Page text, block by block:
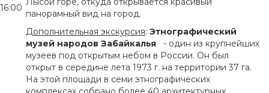
16:00
панорамный вид на город.
Дополнительная экскурсия: Этнографический
музей народов Забайкалья - один из крупнейших
музеев под открытым небом в России. Он был
открыт в середине лета 1973 г. на территории 37 га.
На этой площади в семи этнографических